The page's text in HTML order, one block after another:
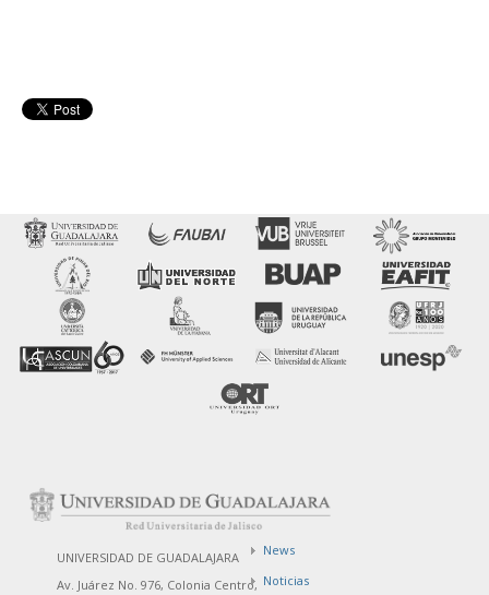
UNIVERSIDAD DE GUADALAJARA
Av. Juárez No. 976, Colonia Centro,
News
Noticias